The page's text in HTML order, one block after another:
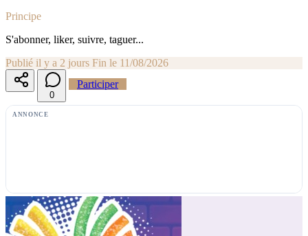
Principe
S'abonner, liker, suivre, taguer...
Publié il y a 2 jours Fin le 11/08/2026
0
Participer
ANNONCE